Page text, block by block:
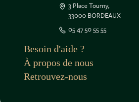
de ce site vous intéresse
aimerait bien vous accompagner
la suite, cliquez sur le lien
le pied de page.
3 Place Tourny,
33000 BORDEAUX
05 47 50 55 55
Besoin d'aide ?
À propos de nous
Retrouvez-nous